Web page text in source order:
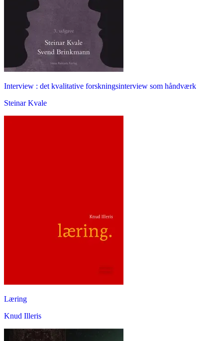
Interview : det kvalitative forskningsinterview som håndværk
Steinar Kvale
Læring
Knud Illeris